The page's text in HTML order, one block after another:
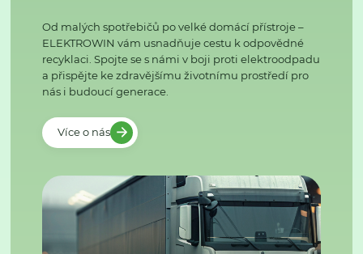
Od malých spotřebičů po velké domácí přístroje –
ELEKTROWIN vám usnadňuje cestu k odpovědné
recyklaci. Spojte se s námi v boji proti elektroodpadu
a přispějte ke zdravějšímu životnímu prostředí pro
nás i budoucí generace.
Více o nás